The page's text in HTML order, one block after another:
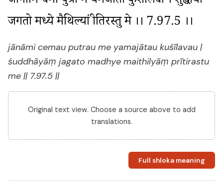
जगतो मध्ये मैथिल्यां प्रीतिरस्तु मे ।। 7.97.5 ।।
jānāmi cemau putrau me yamajātau kuśīlavau |
śuddhāyāṃ jagato madhye maithilyāṃ prītirastu
me || 7.97.5 ||
Original text view. Choose a source above to add
translations.
Full shloka meaning